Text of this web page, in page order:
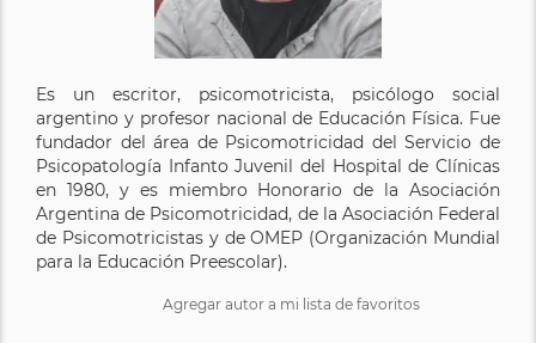
Es un escritor, psicomotricista, psicólogo social
argentino y profesor nacional de Educación Física. Fue
fundador del área de Psicomotricidad del Servicio de
Psicopatología Infanto Juvenil del Hospital de Clínicas
en 1980, y es miembro Honorario de la Asociación
Argentina de Psicomotricidad, de la Asociación Federal
de Psicomotricistas y de OMEP (Organización Mundial
para la Educación Preescolar).
Agregar autor a mi lista de favoritos